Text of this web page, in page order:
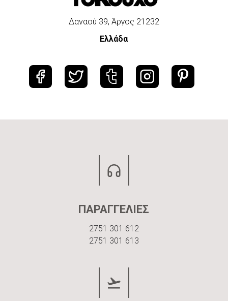
Δαναού 39, Άργος 21232
Ελλάδα
ΠΑΡΑΓΓΕΛΙΕΣ
2751 301 612
2751 301 613